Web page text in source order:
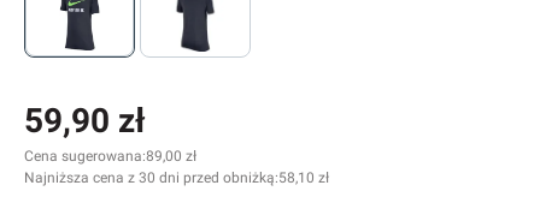
59,90 zł
Cena sugerowana:89,00 zł
Najniższa cena z 30 dni przed obniżką:58,10 zł